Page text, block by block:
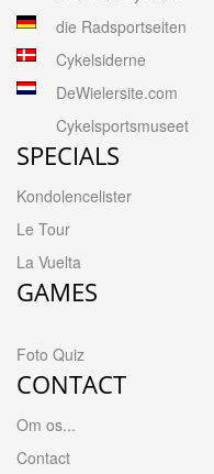
die Radsportseiten
Cykelsiderne
DeWielersite.com
Cykelsportsmuseet
SPECIALS
Kondolencelister
Le Tour
La Vuelta
GAMES
Foto Quiz
CONTACT
Om os...
Contact